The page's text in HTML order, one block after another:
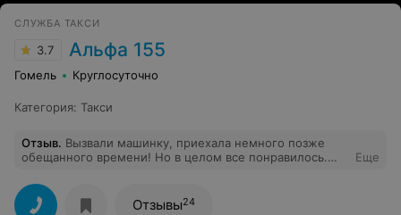
СЛУЖБА ТАКСИ
3.7 Альфа 155
Гомель Круглосуточно
Категория: Такси
Отзыв. Вызвали машинку, приехала немного позже
обещанного времени! Но в целом все понравилось.
хорошая! Рекомендую!
Еще
Отзывы24